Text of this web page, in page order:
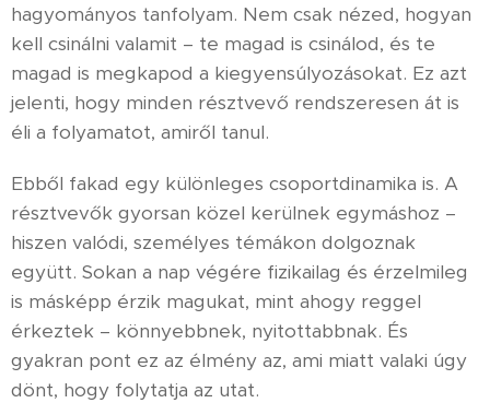
hagyományos tanfolyam. Nem csak nézed, hogyan
kell csinálni valamit – te magad is csinálod, és te
magad is megkapod a kiegyensúlyozásokat. Ez azt
jelenti, hogy minden résztvevő rendszeresen át is
éli a folyamatot, amiről tanul.
Ebből fakad egy különleges csoportdinamika is. A
résztvevők gyorsan közel kerülnek egymáshoz –
hiszen valódi, személyes témákon dolgoznak
együtt. Sokan a nap végére fizikailag és érzelmileg
is másképp érzik magukat, mint ahogy reggel
érkeztek – könnyebbnek, nyitottabbnak. És
gyakran pont ez az élmény az, ami miatt valaki úgy
dönt, hogy folytatja az utat.